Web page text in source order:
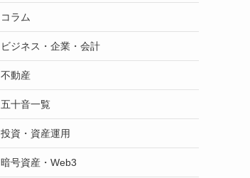
コラム
ビジネス・企業・会計
不動産
五十音一覧
投資・資産運用
暗号資産・Web3